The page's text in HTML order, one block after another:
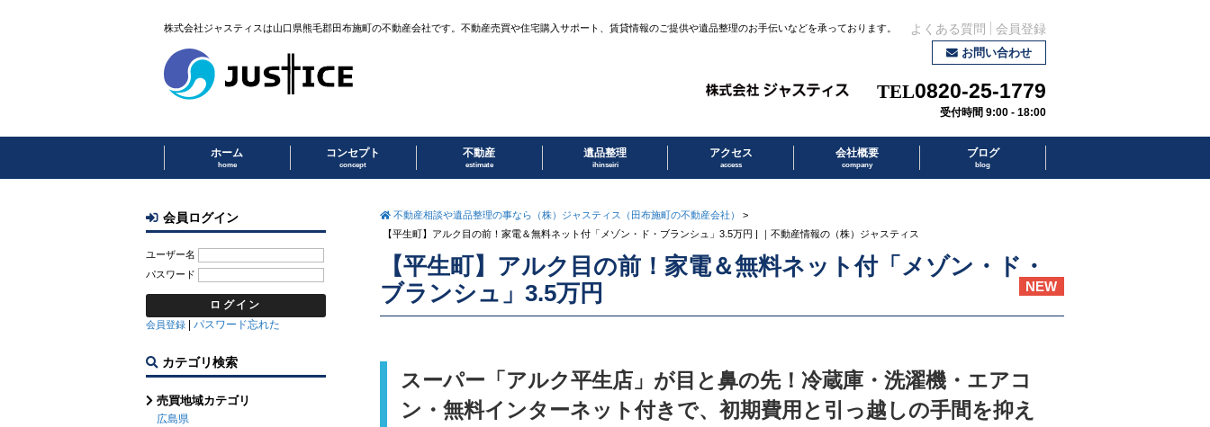
株式会社ジャスティスは山口県熊毛郡田布施町の不動産会社です。不動産売買や住宅購入サポート、賃貸情報のご提供や遺品整理のお手伝いなどを承っております。 よくある質問
会員登録
お問い合わせ
0820-25-1779
受付時間 9:00 - 18:00
ホーム
home
コンセプト
concept
不動産
estimate
遺品整理
ihinseiri
アクセス
access
会社概要
company
ブログ
blog
不動産相談や遺品整理の事なら（株）ジャスティス（田布施町の不動産会社）
>
【平生町】アルク目の前！家電＆無料ネット付「メゾン・ド・ブランシュ」3.5万円 | ｜不動産情報の（株）ジャスティス
【平生町】アルク目の前！家電＆無料ネット付「メゾン・ド・
ブランシュ」3.5万円
NEW
スーパー「アルク平生店」が目と鼻の先！冷蔵庫・洗濯機・エアコ
ン・無料インターネット付きで、初期費用と引っ越しの手間を抑え
会員ログイン
ユーザー名
パスワード
会員登録 | パスワード忘れた
カテゴリ検索
売買地域カテゴリ
広島県